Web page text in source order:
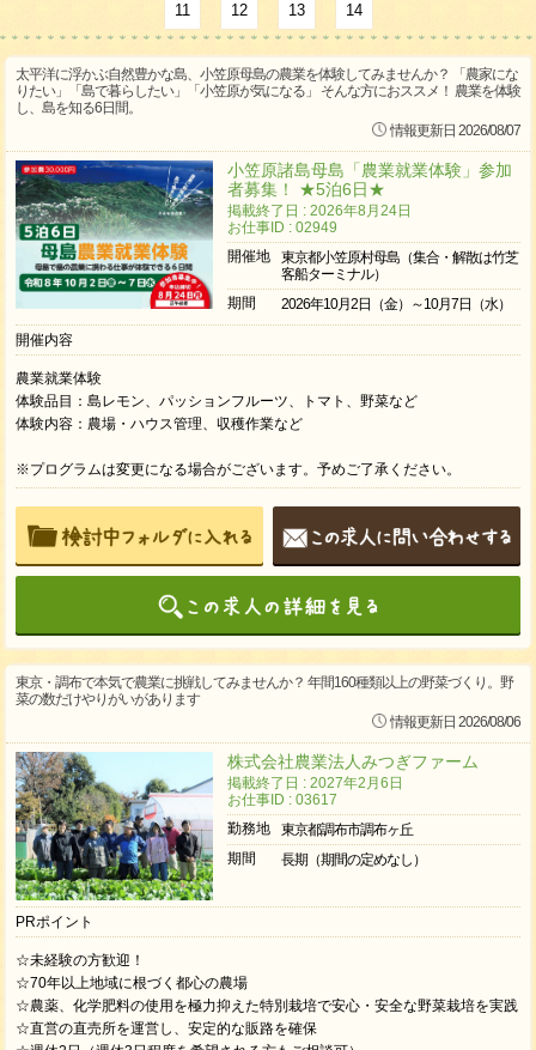
11 12 13 14
太平洋に浮かぶ自然豊かな島、小笠原母島の農業を体験してみませんか？ 「農家にな
りたい」「島で暮らしたい」「小笠原が気になる」 そんな方におススメ！ 農業を体験
し、島を知る6日間。
情報更新日 2026/08/07
小笠原諸島母島「農業就業体験」参加
者募集！ ★5泊6日★
掲載終了日 : 2026年8月24日
お仕事ID : 02949
開催地
東京都小笠原村母島（集合・解散は竹芝
客船ターミナル）
期間
2026年10月2日（金）～10月7日（水）
開催内容
農業就業体験
体験品目：島レモン、パッションフルーツ、トマト、野菜など
体験内容：農場・ハウス管理、収穫作業など
※プログラムは変更になる場合がございます。予めご了承ください。
東京・調布で本気で農業に挑戦してみませんか？ 年間160種類以上の野菜づくり。野
菜の数だけやりがいがあります
情報更新日 2026/08/06
株式会社農業法人みつぎファーム
掲載終了日 : 2027年2月6日
お仕事ID : 03617
勤務地
東京都調布市調布ヶ丘
期間
長期（期間の定めなし）
PRポイント
☆未経験の方歓迎！
☆70年以上地域に根づく都心の農場
☆農薬、化学肥料の使用を極力抑えた特別栽培で安心・安全な野菜栽培を実践
☆直営の直売所を運営し、安定的な販路を確保